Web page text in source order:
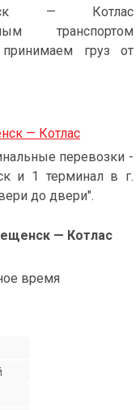
— Котлас
транспортом
груз от
— Котлас
перевозки -
и 1 терминал в г.
до двери".
— Котлас
время